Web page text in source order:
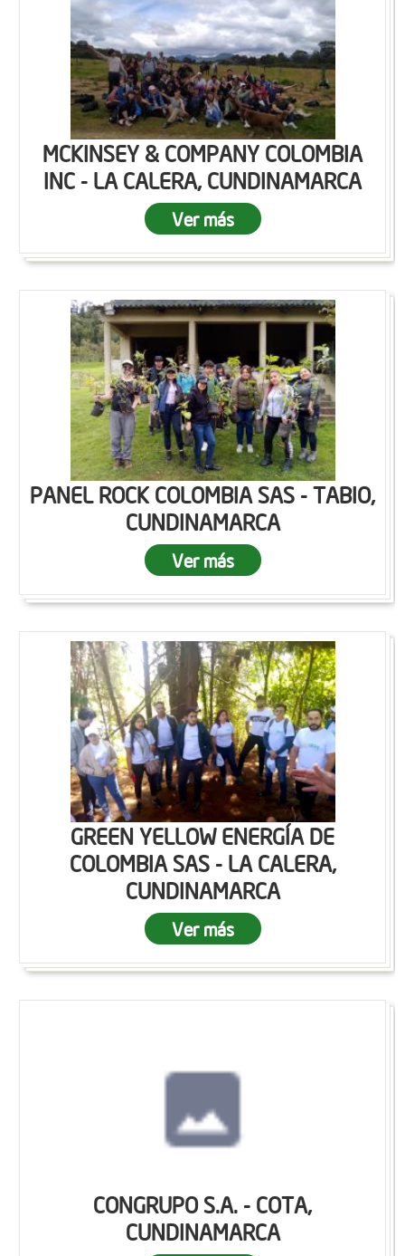
MCKINSEY & COMPANY COLOMBIA
INC - LA CALERA, CUNDINAMARCA
Ver más
PANEL ROCK COLOMBIA SAS - TABIO,
CUNDINAMARCA
Ver más
GREEN YELLOW ENERGÍA DE
COLOMBIA SAS - LA CALERA,
CUNDINAMARCA
Ver más
CONGRUPO S.A. - COTA,
CUNDINAMARCA